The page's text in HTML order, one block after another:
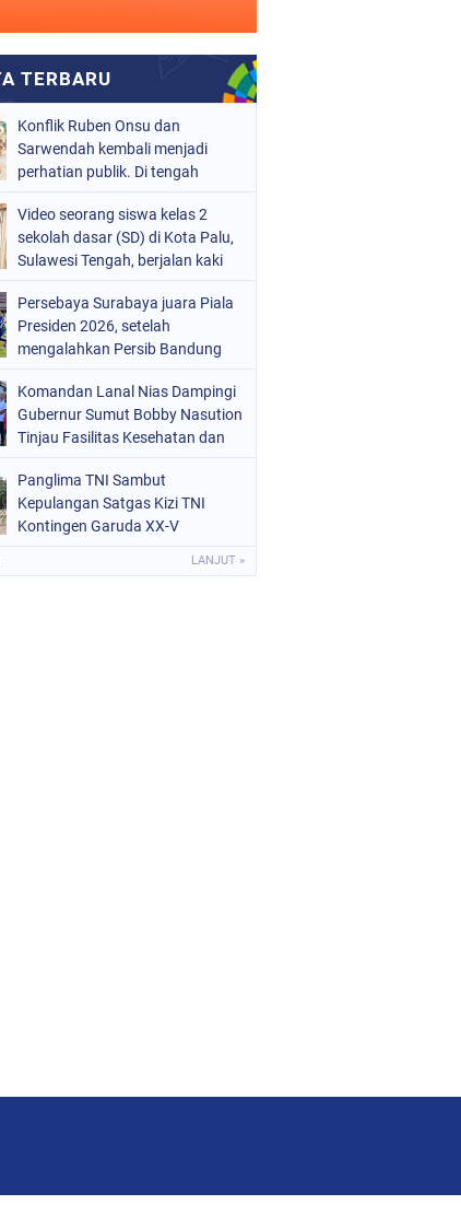
Konflik Ruben Onsu dan
Sarwendah kembali menjadi
perhatian publik. Di tengah
berjalan, kuasa hukum
Sarwendah
Video seorang siswa kelas 2
sekolah dasar (SD) di Kota Palu,
Sulawesi Tengah, berjalan kaki
mengenakan sepatu viral di
media sosial
Persebaya Surabaya juara Piala
Presiden 2026, setelah
mengalahkan Persib Bandung
laga final. Green Force menang 6-
5 setelah kedua tim bermain
imbang 1-1 hingga 120 menit
Komandan Lanal Nias Dampingi
Gubernur Sumut Bobby Nasution
Tinjau Fasilitas Kesehatan dan
Utara
Panglima TNI Sambut
Kepulangan Satgas Kizi TNI
Kontingen Garuda XX-V
LANJUT »